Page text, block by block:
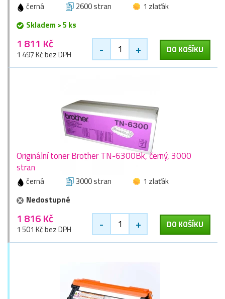
černá 2600 stran
1 zlaťák
Skladem > 5 ks
1 811 Kč
1 497 Kč bez DPH - + DO KOŠÍKU
Originální toner Brother TN-6300Bk, černý, 3000
stran
černá 3000 stran
1 zlaťák
Nedostupné
1 816 Kč
1 501 Kč bez DPH - + DO KOŠÍKU